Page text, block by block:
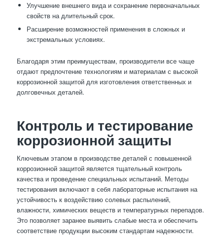
Улучшение внешнего вида и сохранение первоначальных
свойств на длительный срок.
Расширение возможностей применения в сложных и
экстремальных условиях.
Благодаря этим преимуществам, производители все чаще
отдают предпочтение технологиям и материалам с высокой
коррозионной защитой для изготовления ответственных и
долговечных деталей.
Контроль и тестирование
коррозионной защиты
Ключевым этапом в производстве деталей с повышенной
коррозионной защитой является тщательный контроль
качества и проведение специальных испытаний. Методы
тестирования включают в себя лабораторные испытания на
устойчивость к воздействию солевых распылений,
влажности, химических веществ и температурных перепадов.
Это позволяет заранее выявить слабые места и обеспечить
соответствие продукции высоким стандартам надежности.